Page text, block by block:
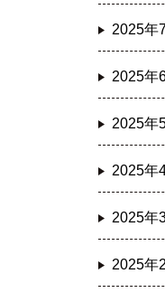
2025年
2025年
2025年
2025年
2025年
2025年